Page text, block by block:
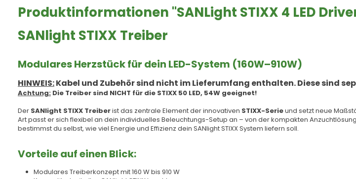
Produktinformationen "SANLight STIXX 4 LED
SANlight STIXX Treiber
Modulares Herzstück für dein LED-System (160W–910W)
HINWEIS:Kabel und Zubehör sind nicht im Lieferumfang enthalten. Diese sind
Achtung: Die Treiber sind NICHT für die STIXX 50 LED, 54W geeignet!
Der SANlight STIXX Treiberist das zentrale Element der innovativen STIXX-Serieund setzt neue
Art passt er sich flexibel an dein individuelles Beleuchtungs-Setup an – von der kompakten
bestimmst du selbst, wie viel Energie und Effizienz dein SANlight STIXX System liefern soll.
Vorteile auf einen Blick:
Modulares Treiberkonzept mit 160 W bis 910 W